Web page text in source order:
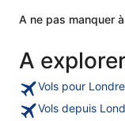
A ne pas manquer
A
Vols pour
Vols depuis